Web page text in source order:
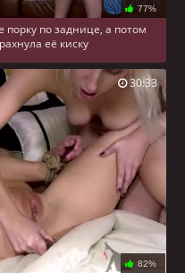
77%
порку по заднице, а потом
её киску
82%
30:33